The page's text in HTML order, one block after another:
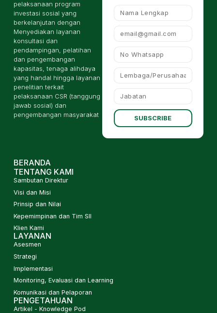
pelaksanaan program
investasi sosial yang
berkelanjutan dengan
Menyediakan layanan
konsultasi dan
pendampingan, pelatihan
dan pengembangan
kapasitas, tenaga alihdaya
yang handal hingga layanan
penelitian terkait
pelaksanaan CSR (tanggung
jawab sosial) dan
pengembangan masyarakat
SUBSCRIBE
BERANDA
TENTANG KAMI
Sambutan Direktur
Visi dan Misi
Prinsip dan Nilai
Kepemimpinan dan Tim SII
Klien Kami
LAYANAN
Asesmen
Strategi
Implementasi
Monitoring, Evaluasi dan Learning
Komunikasi dan Pelaporan
PENGETAHUAN
Artikel - Knowledge Pod